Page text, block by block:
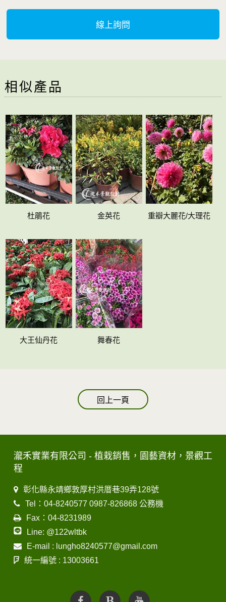
線上詢問
相似產品
杜鵑花 金英花 重瓣大麗花/大理花
大王仙丹花 舞春花
回上一頁
瀧禾實業有限公司 - 植栽銷售，園藝資材，景觀工
程
彰化縣永靖鄉敦厚村洪厝巷39弄128號
Tel：04-8240577 0987-826868 公務機
Fax：04-8231989
Line: @122wltbk
E-mail : lungho8240577@gmail.com
統一編號 : 13003661